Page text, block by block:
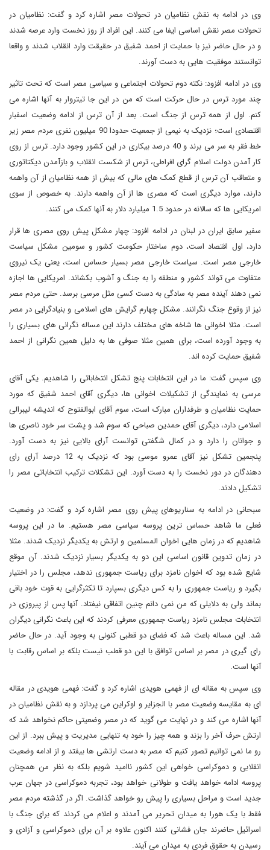
وی در ادامه به نقش نظامیان در تحولات مصر اشاره کرد و گفت: نظامیان در
تحولات مصر نقش اساسی ایفا می کنند. این افراد از روز نخست وارد عرصه شدند
و در حال حاضر نیز با حمایت از احمد شفیق در حقیقت وارد انقلاب شدند و واقعا
توانستند موفقیت هایی به دست آورند.
وی در ادامه افزود: نکته دوم تحولات اجتماعی و سیاسی مصر است که تحت تاثیر
چند مورد ترس در حال حرکت است که من در این جا تیتروار به آنها اشاره می
کنم. اول از همه ترس از جنگ است. بعد از آن ترس از ادامه وضعیت اسفبار
اقتصادی است؛ نزدیک به نیمی از جمعیت حدودا 90 میلیون نفری مردم مصر زیر
خط فقر به سر می برند و 40 درصد بیکاری در این کشور وجود دارد. ترس از روی
کار آمدن دولت اسلام گرای افراطی، ترس از شکست انقلاب و بازآمدن دیکتاتوری
و متعاقب آن ترس از قطع کمک های مالی که بیش از همه نظامیان از آن واهمه
دارند، موارد دیگری است که مصری ها از آن واهمه دارند. به خصوص از سوی
امریکایی ها که سالانه در حدود 1.5 میلیارد دلار به آنها کمک می کنند.
سفیر سابق ایران در لبنان در ادامه افزود: چهار مشکل پیش روی مصری ها قرار
دارد، اول اقتصاد است، دوم ساختار حکومت کشور و سومین مشکل سیاست
خارجی مصر است. سیاست خارجی مصر بسیار حساس است، یعنی یک نیروی
متفاوت می تواند کشور و منطقه را به جنگ و آشوب بکشاند. امریکایی ها اجازه
نمی دهند آینده مصر به سادگی به دست کسی مثل مرسی برسد. حتی مردم مصر
نیز از وقوع جنگ نگرانند. مشکل چهارم گرایش های اسلامی و بنیادگرایی در مصر
است. مثلا اخوانی ها شاخه های مختلف دارند این مساله نگرانی های بسیاری را
به وجود آورده است، برای همین مثلا صوفی ها به دلیل همین نگرانی از احمد
شفیق حمایت کرده اند.
وی سپس گفت: ما در این انتخابات پنج تشکل انتخاباتی را شاهدیم. یکی آقای
مرسی به نمایندگی از تشکیلات اخوانی ها، دیگری آقای احمد شفیق که مورد
حمایت نظامیان و طرفداران مبارک است، سوم آقای ابوالفتوح که اندیشه لیبرالی
اسلامی دارد، دیگری آقای حمدین صباحی که سوم شد و پشت سر خود ناصری ها
و جوانان را دارد و در کمال شگفتی توانست آرای بالایی نیز به دست آورد.
پنجمین تشکل نیز آقای عمرو موسی بود که نزدیک به 12 درصد آرای رای
دهندگان در دور نخست را به دست آورد. این تشکلات ترکیب انتخاباتی مصر را
تشکیل دادند.
سبحانی در ادامه به سناریوهای پیش روی مصر اشاره کرد و گفت: در وضعیت
فعلی ما شاهد حساس ترین پروسه سیاسی مصر هستیم. ما در این پروسه
شاهدیم که در زمان هایی اخوان المسلمین و ارتش به یکدیگر نزدیک شدند. مثلا
در زمان تدوین قانون اساسی این دو به یکدیگر بسیار نزدیک شدند. آن موقع
شایع شده بود که اخوان نامزد برای ریاست جمهوری ندهد، مجلس را در اختیار
بگیرد و ریاست جمهوری را به کس دیگری بسپارد تا تکثرگرایی به قوت خود باقی
بماند ولی به دلایلی که من نمی دانم چنین اتفاقی نیفتاد. آنها پس از پیروزی در
انتخابات مجلس نامزد ریاست جمهوری معرفی کردند که این باعث نگرانی دیگران
شد. این مساله باعث شد که فضای دو قطبی کنونی به وجود آید. در حال حاضر
رای گیری در مصر بر اساس توافق با این دو قطب نیست بلکه بر اساس رقابت با
آنها است.
وی سپس به مقاله ای از فهمی هویدی اشاره کرد و گفت: فهمی هویدی در مقاله
ای به مقایسه وضعیت مصر با الجزایر و اوکراین می پردازد و به نقش نظامیان در
آنها اشاره می کند و در نهایت می گوید که در مصر وضعیتی حاکم نخواهد شد که
ارتش حرف آخر را بزند و همه چیز را خود به تنهایی مدیریت و پیش ببرد. از این
رو ما نمی توانیم تصور کنیم که مصر به دست ارتشی ها بیفتد و از ادامه وضعیت
انقلابی و دموکراسی خواهی این کشور ناامید شویم بلکه به نظر من همچنان
پروسه ادامه خواهد یافت و طولانی خواهد بود، تجربه دموکراسی در جهان عرب
جدید است و مراحل بسیاری را پیش رو خواهد گذاشت. اگر در گذشته مردم مصر
فقط با یک هورا به میدان تحریر می آمدند و اعلام می کردند که برای جنگ با
اسرائیل حاضرند جان فشانی کنند اکنون علاوه بر آن برای دموکراسی و آزادی و
رسیدن به حقوق فردی به میدان می آیند.